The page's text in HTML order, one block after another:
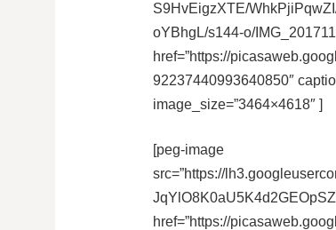
S9HvEigzXTE/
oYBhgL/s144-o/
href=”https://
92237440993640850″
image_size=”3464×4618″ ]
[peg-image
src=”https://
href=”https://